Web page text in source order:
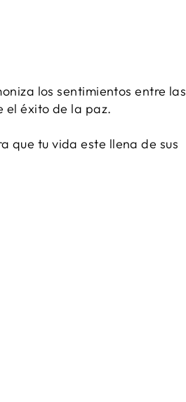
los sentimientos entre las
el éxito de la paz.
que tu vida este llena de sus